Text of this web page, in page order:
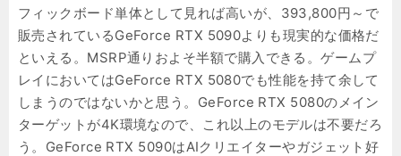
フィックボード単体として見れば高いが、393,800円～で
販売されているGeForce RTX 5090よりも現実的な価格だ
といえる。MSRP通りおよそ半額で購入できる。ゲームプ
レイにおいてはGeForce RTX 5080でも性能を持て余して
しまうのではないかと思う。GeForce RTX 5080のメイン
ターゲットが4K環境なので、これ以上のモデルは不要だろ
う。GeForce RTX 5090はAIクリエイターやガジェット好